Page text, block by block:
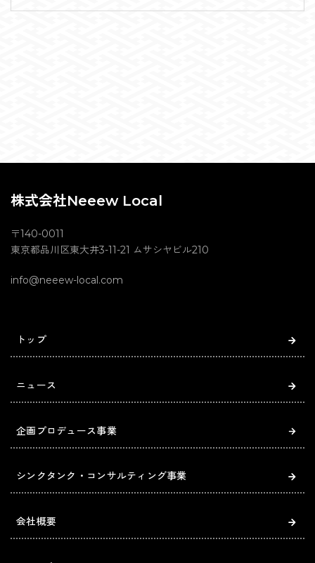
株式会社Neeew Local
〒140-0011
東京都品川区東大井3-11-21 ムサシヤビル210
info@neeew-local.com
トップ
ニュース
企画プロデュース事業
シンクタンク・コンサルティング事業
会社概要